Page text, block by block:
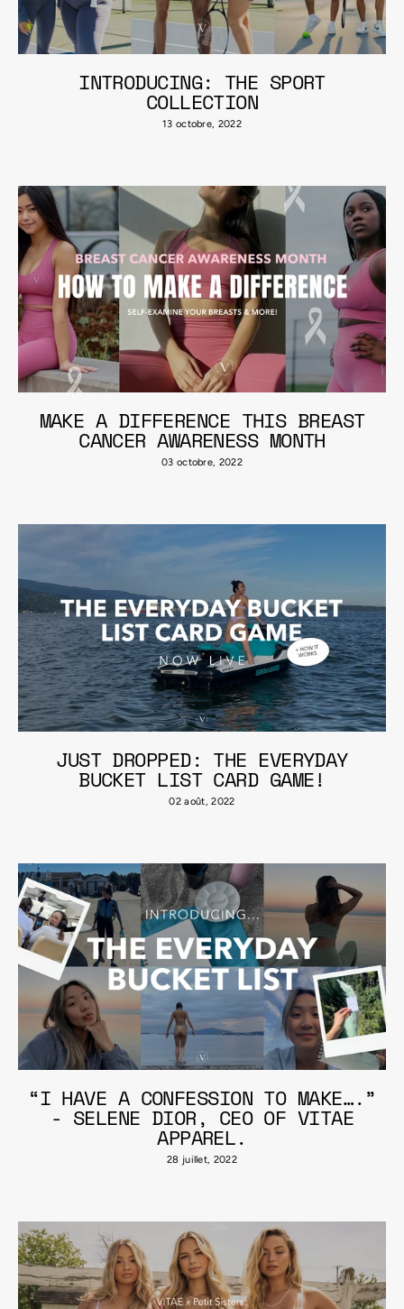
INTRODUCING: THE SPORT
COLLECTION
13 octobre, 2022
MAKE A DIFFERENCE THIS BREAST
CANCER AWARENESS MONTH
03 octobre, 2022
JUST DROPPED: THE EVERYDAY
BUCKET LIST CARD GAME!
02 août, 2022
“I HAVE A CONFESSION TO MAKE….”
- SELENE DIOR, CEO OF VITAE
APPAREL.
28 juillet, 2022